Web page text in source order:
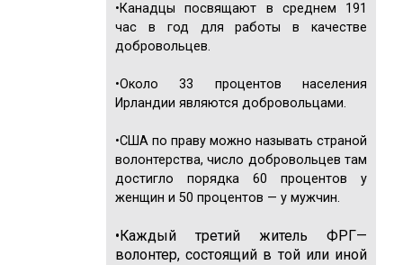
•Канадцы посвящают в сред­нем 191
час в год для работы в качестве
добровольцев.
•Около 33 процентов населе­ния
Ирландии являются добро­вольцами.
•США по праву можно на­зывать страной
волонтерства, число добровольцев там
до­стигло порядка 60 процентов у
женщин и 50 процентов — у мужчин.
•Каждый третий житель ФРГ—
волонтер, состоящий в той или иной